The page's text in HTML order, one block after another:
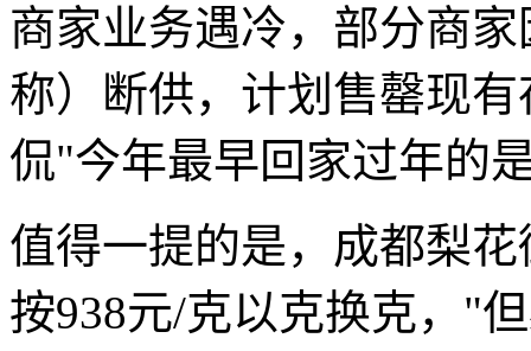
商家业务遇冷，部分商
称）断供，计划售罄现
侃"今年最早回家过年的
值得一提的是，成都梨
按938元/克以克换克，"